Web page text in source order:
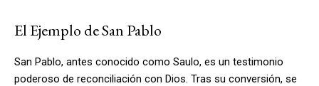
El Ejemplo de San Pablo
San Pablo, antes conocido como Saulo, es un testimonio
poderoso de reconciliación con Dios. Tras su conversión, se